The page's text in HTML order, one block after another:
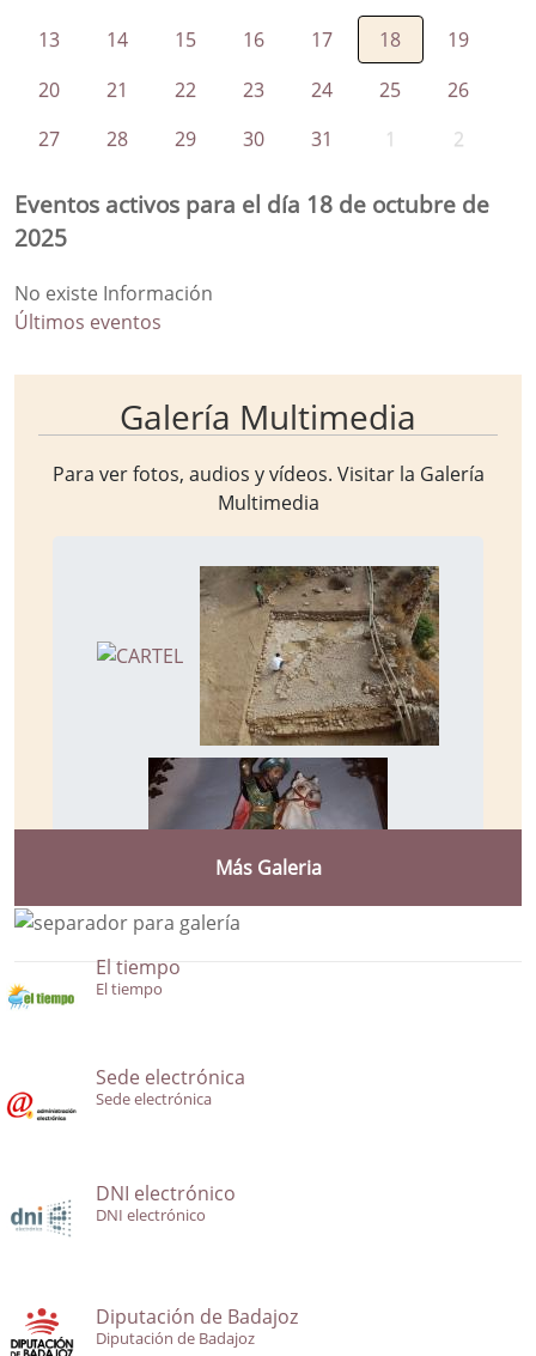
13
14 15 16 17 18
19
20
21 22 23 24 25
26
27
28 29 30 31 1 2
Eventos activos para el día 18 de octubre de
2025
No existe Información
Últimos eventos
Galería Multimedia
Para ver fotos, audios y vídeos. Visitar la Galería
Multimedia
Más Galeria
El tiempo
El tiempo
Sede electrónica
Sede electrónica
DNI electrónico
DNI electrónico
Diputación de Badajoz
Diputación de Badajoz